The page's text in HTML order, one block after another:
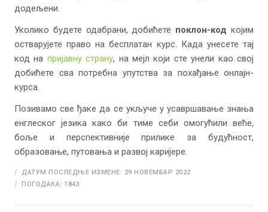
додељени.
Уколико будете одабрани, добићете поклон-код којим
остварујете право на бесплатан курс. Када унесете тај
код на пријавну страну, на мејл који сте унели као свој
добићете сва потребна упутства за похађање онлајн-
курса.
Позивамо све ђаке да се укључе у усавршавање знања
енглеског језика како би тиме себи омогућили веће,
боље и перспективније прилике за будућност,
образовање, путовања и развој каријере.
ДАТУМ ПОСЛЕДЊЕ ИЗМЕНЕ: 29 НОВЕМБАР 2022
ПОГОДАКА: 1843